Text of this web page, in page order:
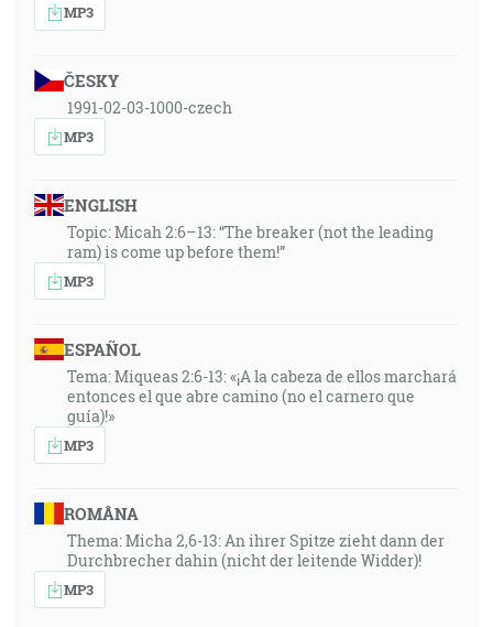
MP3
ČESKY
1991-02-03-1000-czech
MP3
ENGLISH
Topic: Micah 2:6–13: “The breaker (not the leading
ram) is come up before them!”
MP3
ESPAÑOL
Tema: Miqueas 2:6-13: «¡A la cabeza de ellos marchará
entonces el que abre camino (no el carnero que
guía)!»
MP3
ROMÂNA
Thema: Micha 2,6-13: An ihrer Spitze zieht dann der
Durchbrecher dahin (nicht der leitende Widder)!
MP3